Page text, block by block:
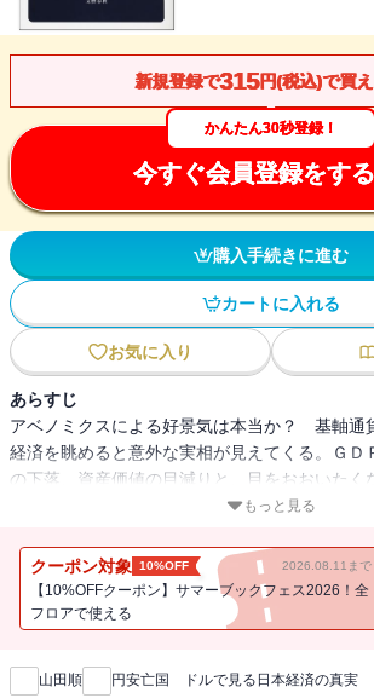
新規登録で315円(税込)で買え
かんたん30秒登録！
今すぐ会員登録をする
購入手続きに進む
カートに入れる
お気に入り
あらすじ
アベノミクスによる好景気は本当か？ 基軸通
経済を眺めると意外な実相が見えてくる。ＧＤ
の下落、資産価値の目減りと、目をおおいたく
安が招く今後のシナリオを紹介しつつ、日本人
もっと見る
クーポン対象 10%OFF 2026.08.11まで
【10%OFFクーポン】サマーブックフェス2026！全
フロアで使える
新刊通知
山田順 円安亡国 ドルで見る日本経済の真実